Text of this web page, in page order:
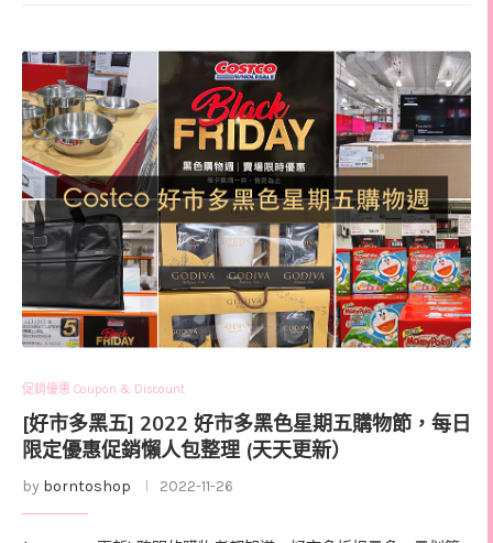
促銷優惠 Coupon & Discount
[好市多黑五] 2022 好市多黑色星期五購物節，每日
限定優惠促銷懶人包整理 (天天更新）
by borntoshop 2022-11-26